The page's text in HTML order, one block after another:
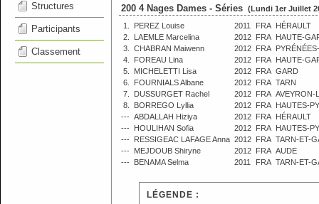
Structures
Participants
Classement
200 4 Nages Dames - Séries (Lundi 1er Juillet
1.
PEREZ Louise 2011 FRA HÉRAULT
2.
LAEMLE Marcelina 2012 FRA HAUTE-
3.
CHABRAN Maiwenn 2012 FRA
4.
FOREAU Lina 2012 FRA HAUTE-
5.
MICHELETTI Lisa 2012 FRA GARD
6.
FOURNIALS Albane 2012 FRA TARN
7.
DUSSURGET Rachel 2012 FRA AVEYRON-
8.
BORREGO Lyllia 2012 FRA HAUTES-
--- ABDALLAH Hiziya 2012 FRA HÉRAULT
--- HOULIHAN Sofia 2012 FRA HAUTES-
--- RESSIGEAC LAFAGE Anna 2012 FRA TARN-ET-
--- MEJDOUB Shiryne 2012 FRA AUDE
--- BENAMA Selma 2011 FRA TARN-ET-
LÉGENDE :